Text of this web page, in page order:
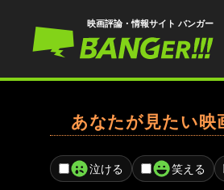
映画評論・情報サイト バンガー
あなたが見たい映
泣ける 笑える